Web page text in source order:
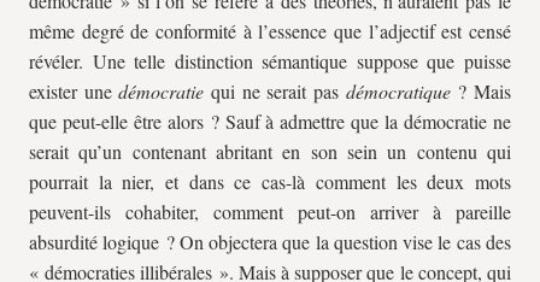
même degré de conformité à l’essence que l’adjectif est censé
révéler. Une telle distinction sémantique suppose que puisse
exister unedémocratie qui ne serait pas démocratique? Mais
que peut-elle être alors ? Sauf à admettre que la démocratie ne
serait qu’un contenant abritant en son sein un contenu qui
pourrait la nier, et dans ce cas-là comment les deux mots
peuvent-ils cohabiter, comment peut-on arriver à pareille
absurdité logique ? On objectera que la question vise le cas des
« démocraties illibérales ». Mais à supposer que le concept, qui